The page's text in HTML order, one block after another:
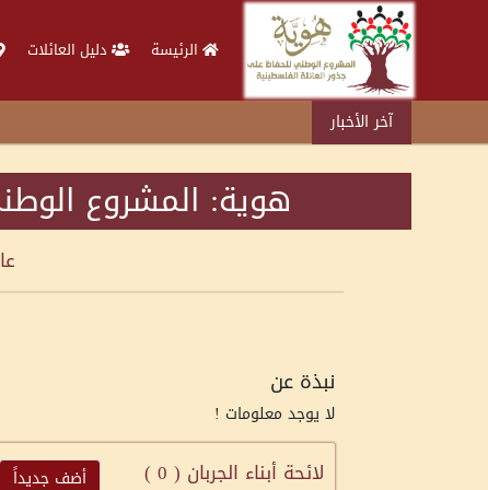
الرئيسة دليل العائلات
آخر الأخبار
هوية: المشروع
نبذة عن
لا يوجد معلومات !
لائحة أبناء الجربان ( 0
) أضف جديداً